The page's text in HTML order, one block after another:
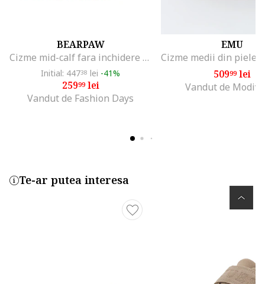
BEARPAW
Cizme mid-calf fara inchidere din piele intoarsa cu finisaj rezistent la apa Elle, Maro camel
Initial: 44738 lei -41%
25999lei
Vandut de Fashion Days
EMU
50999lei
Vandut de
Te-ar putea interesa